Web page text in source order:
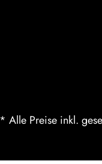
* Alle Preise inkl.